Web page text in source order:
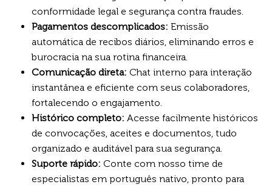
conformidade legal e segurança contra fraudes.
Pagamentos descomplicados: Emissão
automática de recibos diários, eliminando erros e
burocracia na sua rotina financeira.
Comunicação direta: Chat interno para interação
instantânea e eficiente com seus colaboradores,
fortalecendo o engajamento.
Histórico completo: Acesse facilmente históricos
de convocações, aceites e documentos, tudo
organizado e auditável para sua segurança.
Suporte rápido: Conte com nosso time de
especialistas em português nativo, pronto para